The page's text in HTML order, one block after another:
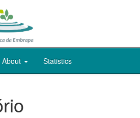
About Statistics